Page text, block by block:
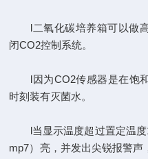
l二氧化碳培养箱可以做高
闭CO2控制系统。
l因为CO2传感器是在饱和
时刻装有灭菌水。
l当显示温度超过置定温度
mp7）亮，并发出尖锐报警声